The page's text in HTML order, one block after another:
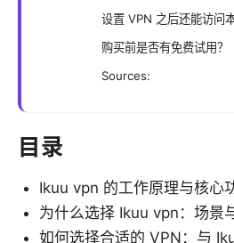
设置 VPN 之后还能访问
购买前是否有免费试用？
Sources:
目录
Ikuu vpn 的工作原理与核心
为什么选择 Ikuu vpn：场景
如何选择合适的 VPN：与